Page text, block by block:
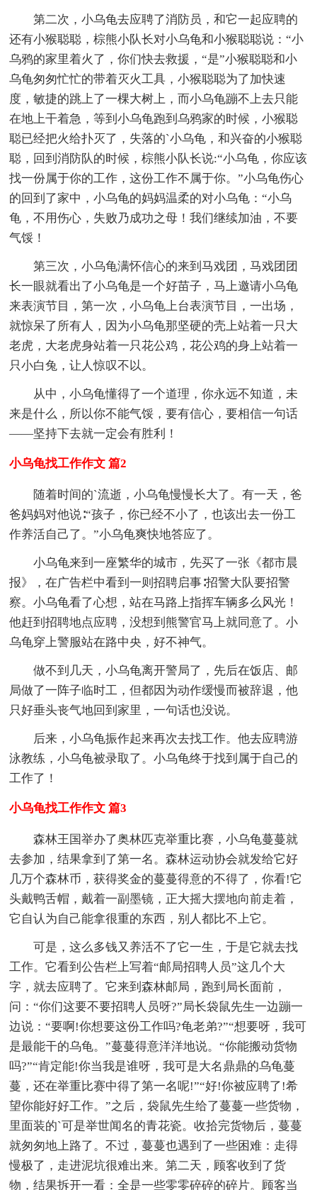
第二次，小乌龟去应聘了消防员，和它一起应聘的
还有小猴聪聪，棕熊小队长对小乌龟和小猴聪聪说：“小
乌鸦的家里着火了，你们快去救援，“是”小猴聪聪和小
乌龟匆匆忙忙的带着灭火工具，小猴聪聪为了加快速
度，敏捷的跳上了一棵大树上，而小乌龟蹦不上去只能
在地上干着急，等到小乌龟跑到乌鸦家的时候，小猴聪
聪已经把火给扑灭了，失落的`小乌龟，和兴奋的小猴聪
聪，回到消防队的时候，棕熊小队长说:“小乌龟，你应该
找一份属于你的工作，这份工作不属于你。”小乌龟伤心
的回到了家中，小乌龟的妈妈温柔的对小乌龟：“小乌
龟，不用伤心，失败乃成功之母！我们继续加油，不要
气馁！
第三次，小乌龟满怀信心的来到马戏团，马戏团团
长一眼就看出了小乌龟是一个好苗子，马上邀请小乌龟
来表演节目，第一次，小乌龟上台表演节目，一出场，
就惊呆了所有人，因为小乌龟那坚硬的壳上站着一只大
老虎，大老虎身站着一只花公鸡，花公鸡的身上站着一
只小白兔，让人惊叹不以。
从中，小乌龟懂得了一个道理，你永远不知道，未
来是什么，所以你不能气馁，要有信心，要相信一句话
――坚持下去就一定会有胜利！
小乌龟找工作作文 篇2
随着时间的`流逝，小乌龟慢慢长大了。有一天，爸
爸妈妈对他说∶“孩子，你已经不小了，也该出去一份工
作养活自己了。”小乌龟爽快地答应了。
小乌龟来到一座繁华的城市，先买了一张《都市晨
报》，在广告栏中看到一则招聘启事∶招警大队要招警
察。小乌龟看了心想，站在马路上指挥车辆多么风光！
他赶到招聘地点应聘，没想到熊警官马上就同意了。小
乌龟穿上警服站在路中央，好不神气。
做不到几天，小乌龟离开警局了，先后在饭店、邮
局做了一阵子临时工，但都因为动作缓慢而被辞退，他
只好垂头丧气地回到家里，一句话也没说。
后来，小乌龟振作起来再次去找工作。他去应聘游
泳教练，小乌龟被录取了。小乌龟终于找到属于自己的
工作了！
小乌龟找工作作文 篇3
森林王国举办了奥林匹克举重比赛，小乌龟蔓蔓就
去参加，结果拿到了第一名。森林运动协会就发给它好
几万个森林币，获得奖金的蔓蔓得意的不得了，你看!它
头戴鸭舌帽，戴着一副墨镜，正大摇大摆地向前走着，
它自认为自己能拿很重的东西，别人都比不上它。
可是，这么多钱又养活不了它一生，于是它就去找
工作。它看到公告栏上写着“邮局招聘人员”这几个大
字，就去应聘了。它来到森林邮局，跑到局长面前，
问：“你们这要不要招聘人员呀?”局长袋鼠先生一边蹦一
边说：“要啊!你想要这份工作吗?龟老弟?”“想要呀，我可
是最能干的乌龟。”蔓蔓得意洋洋地说。“你能搬动货物
吗?”“肯定能!你当我是谁呀，我可是大名鼎鼎的乌龟蔓
蔓，还在举重比赛中得了第一名呢!”“好!你被应聘了!希
望你能好好工作。”之后，袋鼠先生给了蔓蔓一些货物，
里面装的`可是举世闻名的青花瓷。收拾完货物后，蔓蔓
就匆匆地上路了。不过，蔓蔓也遇到了一些困难：走得
慢极了，走进泥坑很难出来。第二天，顾客收到了货
物，结果拆开一看：全是一些零零碎碎的碎片。顾客当